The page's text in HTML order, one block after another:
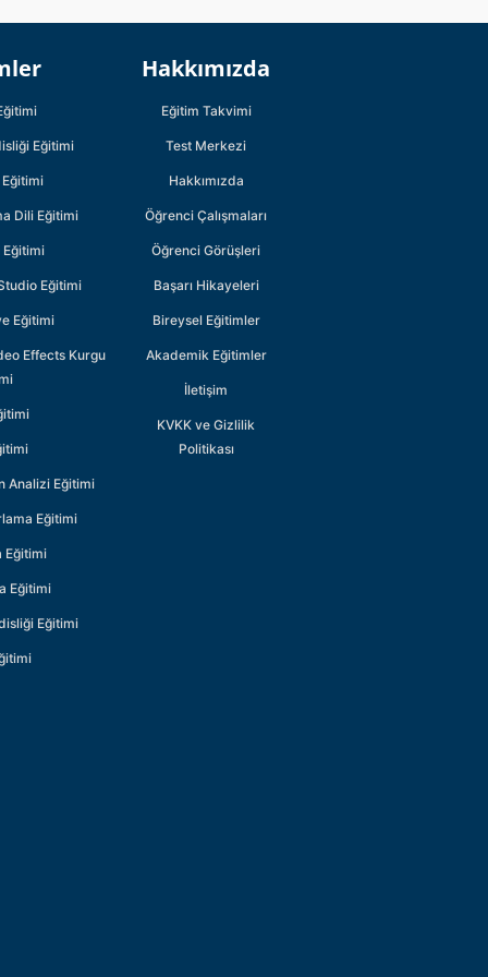
Eğitimi
Dili Eğitimi
Eğitimi
Eğitimi
Eğitimi
Effects Kurgu
Analizi Eğitimi
Eğitimi
Eğitimi
Eğitimi
Eğitimi
Hakkımızda
Eğitim Takvimi
Test Merkezi
Hakkımızda
Öğrenci Çalışmaları
Öğrenci Görüşleri
Başarı Hikayeleri
Bireysel Eğitimler
Akademik Eğitimler
İletişim
KVKK ve Gizlilik
Politikası